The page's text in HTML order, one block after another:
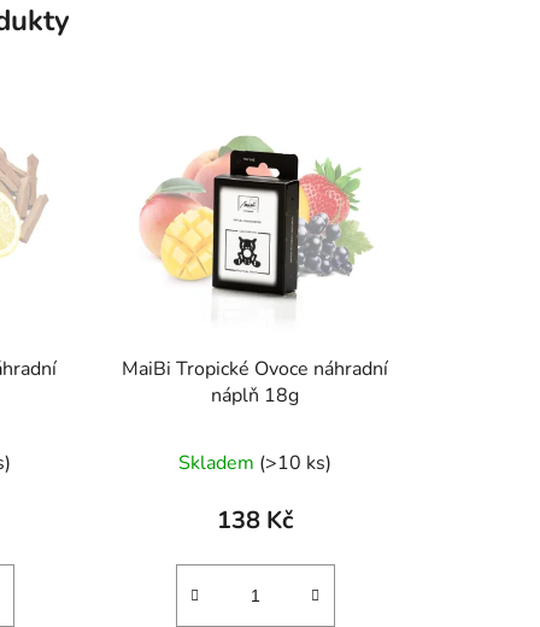
MaiBi Tropické Ovoce náhradní
náplň 18g
Skladem (>10 ks)
138 Kč